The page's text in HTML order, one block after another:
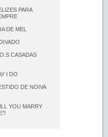
PARA
DE MEL
CASADAS
I DO
DE NOIVA
YOU MARRY